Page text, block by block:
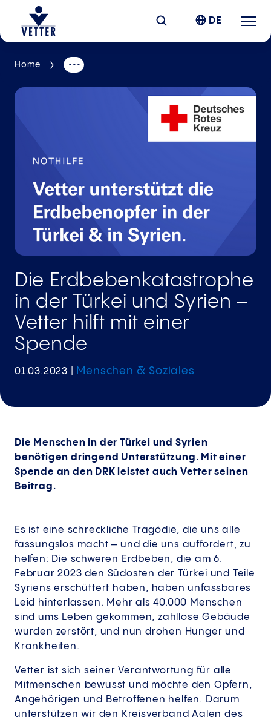
Unternehmen
Standorte
News &Insights
Karriere
DE
Home
Die Erdbeben­katastrophe
in der Türkei und Syrien –
Vetter hilft mit einer
Spende
01.03.2023 Menschen & Soziales
Die Menschen in der Türkei und Syrien
benötigen dringend Unterstützung. Mit einer
Spende an den DRK leistet auch Vetter seinen
Beitrag.
Es ist eine schreckliche Tragödie, die uns alle
fassungslos macht – und die uns auffordert, zu
helfen: Die schweren Erdbeben, die am 6.
Februar 2023 den Südosten der Türkei und Teile
Syriens erschüttert haben, haben unfassbares
Leid hinterlassen. Mehr als 40.000 Menschen
sind ums Leben gekommen, zahllose Gebäude
wurden zerstört, und nun drohen Hunger und
Krankheiten.
Vetter ist sich seiner Verantwortung für alle
Mitmenschen bewusst und möchte den Opfern,
Angehörigen und Betroffenen helfen. Darum
unterstützen wir den Kreisverband Aalen des